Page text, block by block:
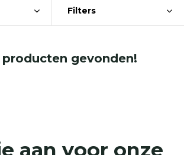
Filters
producten gevonden!
aan voor onze